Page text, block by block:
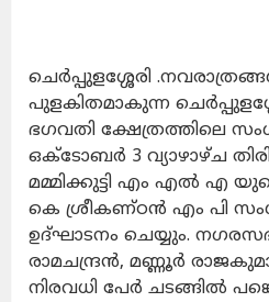
ചെർപ്പുളശ്ശേരി
പുളകിതമാകുന്ന
ഭഗവതി ക്ഷേത്രത്തിലെ
ഒക്ടോബർ 3 വ്യാഴാഴ്ച
മമ്മിക്കുട്ടി എം എൽ എ
കെ ശ്രീകണ്ഠൻ എം പി
ഉദ്ഘാടനം ചെയ്യും.
രാമചന്ദ്രൻ, മണ്ണൂർ
നിരവധി പേർ ചടങ്ങിൽ